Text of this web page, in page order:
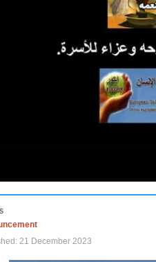
21 December 2023